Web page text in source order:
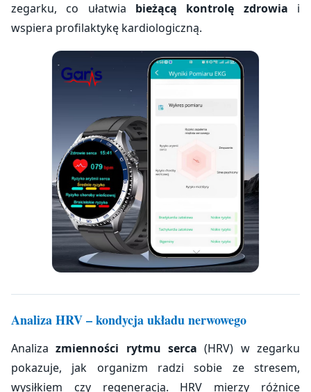
zegarku, co ułatwia bieżącą kontrolę zdrowia i
wspiera profilaktykę kardiologiczną.
Analiza HRV – kondycja układu nerwowego
Analizazmienności rytmu serca (HRV) w zegarku
pokazuje, jak organizm radzi sobie ze stresem,
wysiłkiem czy regeneracją. HRV mierzy różnice